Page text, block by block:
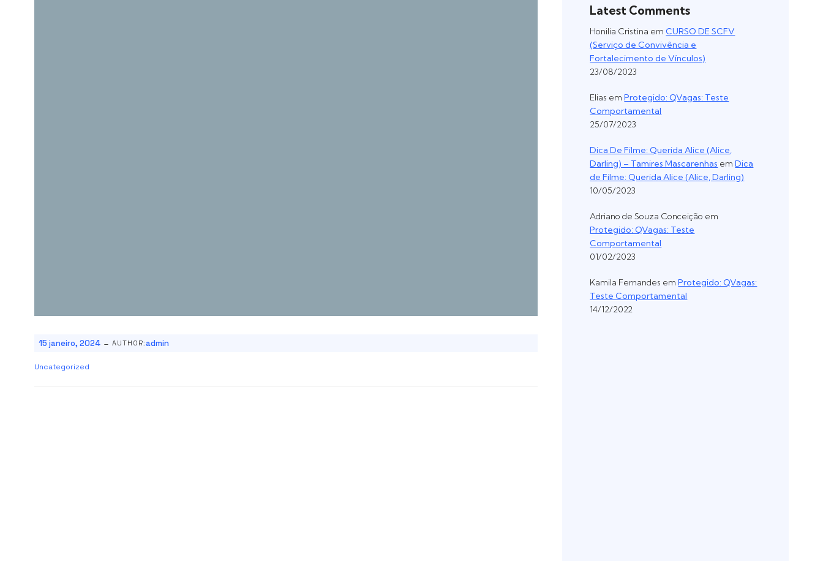
15 janeiro, 2024 - AUTHOR:admin
Uncategorized
Latest Comments
Honilia Cristina emCURSO DE SCFV
(Serviço de Convivência e
Fortalecimento de Vínculos)
23/08/2023
Elias emProtegido: QVagas: Teste
Comportamental
25/07/2023
Dica De Filme: Querida Alice (Alice,
Darling) – Tamires Mascarenhas emDica
de Filme: Querida Alice (Alice, Darling)
10/05/2023
Adriano de Souza Conceição em
Protegido: QVagas: Teste
Comportamental
01/02/2023
Kamila Fernandes emProtegido: QVagas:
Teste Comportamental
14/12/2022